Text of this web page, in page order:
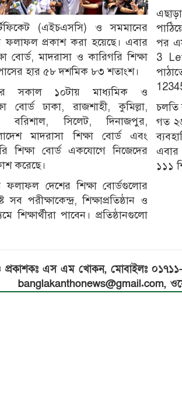
(এইচএসসি) ও সমমানের
ফলাফল প্রকাশ করা হয়েছে। এবার
বোর্ড, মাদরাসা ও কারিগরি শিক্ষা
হার ৫৮ দশমিক ৮৩ শতাংশ।
সকাল ১০টায় মাধ্যমিক ও
বোর্ড ঢাকা, রাজশাহী, কুমিল্লা,
বরিশাল, সিলেট, দিনাজপুর,
মাদরাসা শিক্ষা বোর্ড এবং
শিক্ষা বোর্ড একযোগে নিজেদের
করেছে।
দেশের শিক্ষা বোর্ডগুলোর
সব পরীক্ষাকেন্দ্র, শিক্ষাপ্রতিষ্ঠান ও
শিক্ষার্থীরা পাবেন। প্রতিষ্ঠানগুলো
পর
3
চলতি
গত
এবার
১১১
প্রকাশকঃ এস এম খোকন, মোবাইলঃ
banglakanthonews@gmail.com,